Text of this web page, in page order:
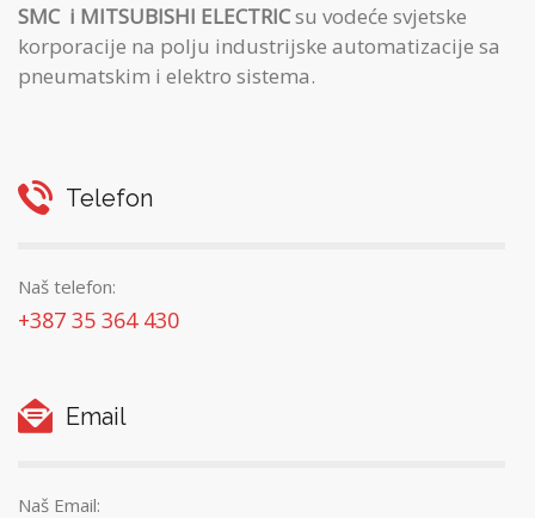
SMC i MITSUBISHI ELECTRICsu vodeće svjetske
korporacije na polju industrijske automatizacije sa
pneumatskim i elektro sistema.
Telefon
Naš telefon:
+387 35 364 430
Email
Naš Email: